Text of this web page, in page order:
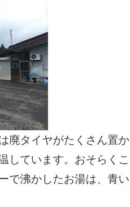
廃タイヤがたくさん置か
しています。おそらくこ
で沸かしたお湯は、青い